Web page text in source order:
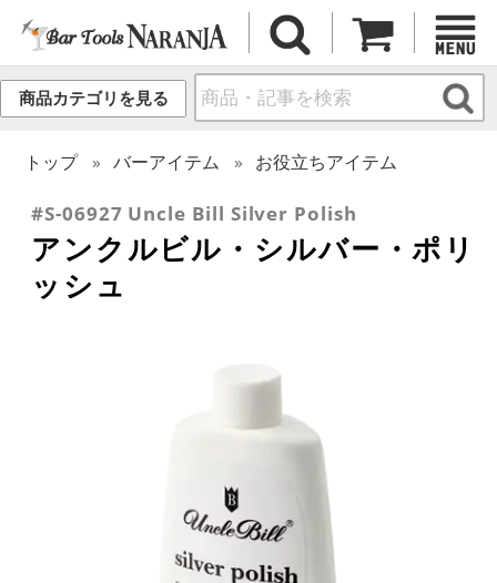
商品カテゴリを見る
トップ バーアイテム お役立ちアイテム
#S-06927 Uncle Bill Silver Polish
アンクルビル・シルバー・ポリ
ッシュ